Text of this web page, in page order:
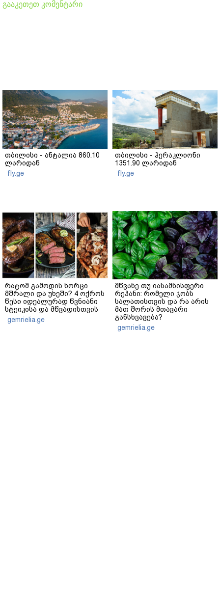
გააკეთეთ კომენტარი
თბილისი - ანტალია 860.10
ლარიდან
fly.ge
თბილისი - ჰერაკლიონი
1351.90 ლარიდან
fly.ge
რატომ გამოდის ხორცი
მშრალი და უხეში? 4 ოქროს
წესი იდეალურად წვნიანი
სტეიკისა და მწვადისთვის
gemrielia.ge
მწვანე თუ იასამნისფერი
რეჰანი: რომელი ჯობს
სალათისთვის და რა არის
მათ შორის მთავარი
განსხვავება?
gemrielia.ge